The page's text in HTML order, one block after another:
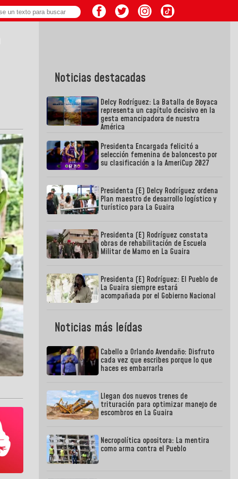
Noticias destacadas
Delcy Rodríguez: La Batalla de Boyaca
representa un capítulo decisivo en la
gesta emancipadora de nuestra
América
Presidenta Encargada felicitó a
selección femenina de baloncesto por
su clasificación a la AmeriCup 2027
Presidenta (E) Delcy Rodríguez ordena
Plan maestro de desarrollo logístico y
turístico para La Guaira
Presidenta (E) Rodríguez constata
obras de rehabilitación de Escuela
Militar de Mamo en La Guaira
Presidenta (E) Rodríguez: El Pueblo de
La Guaira siempre estará
acompañada por el Gobierno Nacional
Noticias más leídas
Cabello a Orlando Avendaño: Disfruto
cada vez que escribes porque lo que
haces es embarrarla
Llegan dos nuevos trenes de
trituración para optimizar manejo de
escombros en La Guaira
Necropolítica opositora: La mentira
como arma contra el Pueblo